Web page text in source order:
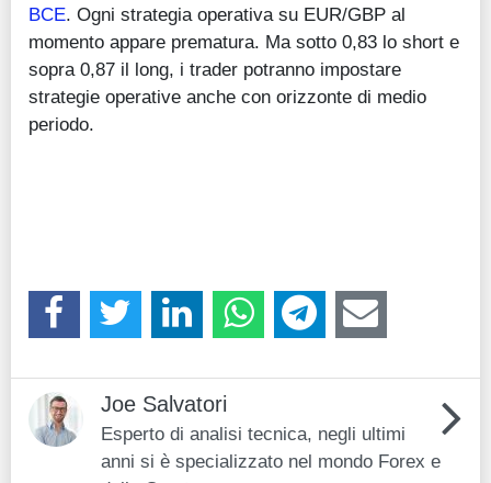
BCE. Ogni strategia operativa su EUR/GBP al
momento appare prematura. Ma sotto 0,83 lo short e
sopra 0,87 il long, i trader potranno impostare
strategie operative anche con orizzonte di medio
periodo.
Joe Salvatori
Esperto di analisi tecnica, negli ultimi
anni si è specializzato nel mondo Forex e